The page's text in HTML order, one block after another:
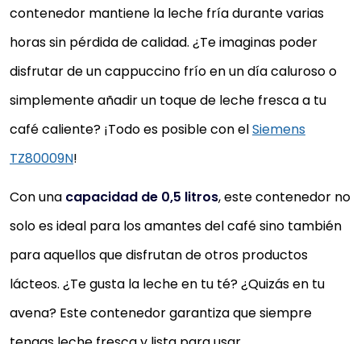
contenedor mantiene la leche fría durante varias
horas sin pérdida de calidad. ¿Te imaginas poder
disfrutar de un cappuccino frío en un día caluroso o
simplemente añadir un toque de leche fresca a tu
café caliente? ¡Todo es posible con elSiemens
TZ80009N!
Con una capacidad de 0,5 litros, este contenedor no
solo es ideal para los amantes del café sino también
para aquellos que disfrutan de otros productos
lácteos. ¿Te gusta la leche en tu té? ¿Quizás en tu
avena? Este contenedor garantiza que siempre